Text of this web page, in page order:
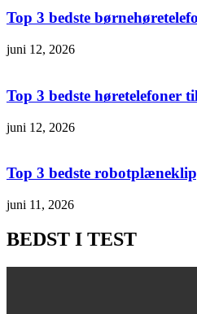
Top 3 bedste
juni 12, 2026
Top 3 bedste høretelefoner
juni 12, 2026
Top 3 bedste
juni 11, 2026
BEDST I TEST